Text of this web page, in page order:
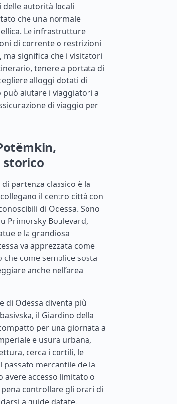
delle autorità locali
che una normale
Le infrastrutture
di corrente o restrizioni
significa che i visitatori
tenere a portata di
alloggi dotati di
può aiutare i viaggiatori a
di viaggio per
storico
partenza classico è la
il centro città con
di Odessa. Sono
Primorsky Boulevard,
e la grandiosa
va apprezzata come
come semplice sosta
anche nell’area
di Odessa diventa più
il Giardino della
per una giornata a
e usura urbana,
cerca i cortili, le
passato mercantile della
avere accesso limitato o
controllare gli orari di
a guide datate.